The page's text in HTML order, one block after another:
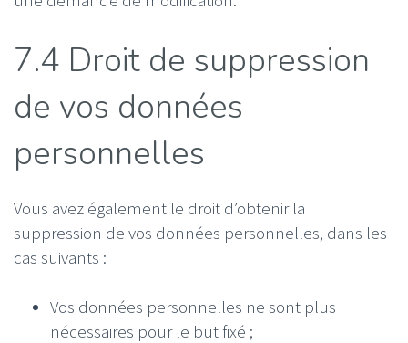
7.4 Droit de suppression
de vos données
personnelles
Vous avez également le droit d’obtenir la
suppression de vos données personnelles, dans les
cas suivants :
Vos données personnelles ne sont plus
nécessaires pour le but fixé ;